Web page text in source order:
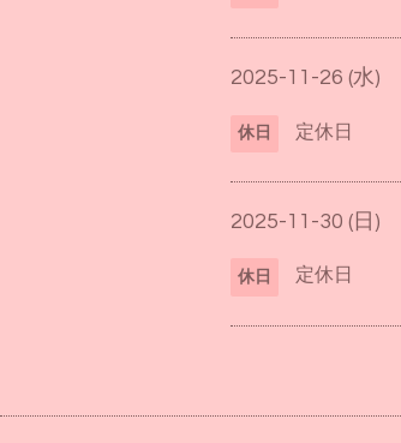
2025-11-26 (水)
休日 定休日
2025-11-30 (日)
休日 定休日